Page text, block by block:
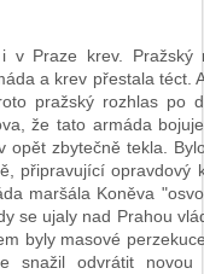
v Praze krev.
a krev přestala téct.
pražský rozhlas po
že tato armáda
opět zbytečně tekla.
připravující
maršála Koněva
se ujaly nad Prahou
byly masové
snažil odvrátit novou